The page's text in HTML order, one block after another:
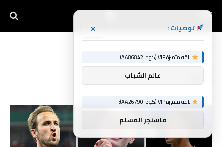
توصيات : ×
باقة متميزة VIP (كود: AA86842):
عالم الشباب
باقة متميزة VIP (كود: AA26790):
ماسنجر المسلم